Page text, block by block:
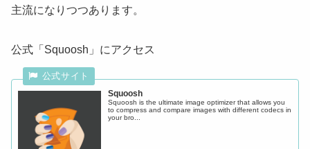
主流になりつつあります。
公式「Squoosh」にアクセス
Squoosh
Squoosh is the ultimate image optimizer that allows you
to compress and compare images with different codecs in
your bro...